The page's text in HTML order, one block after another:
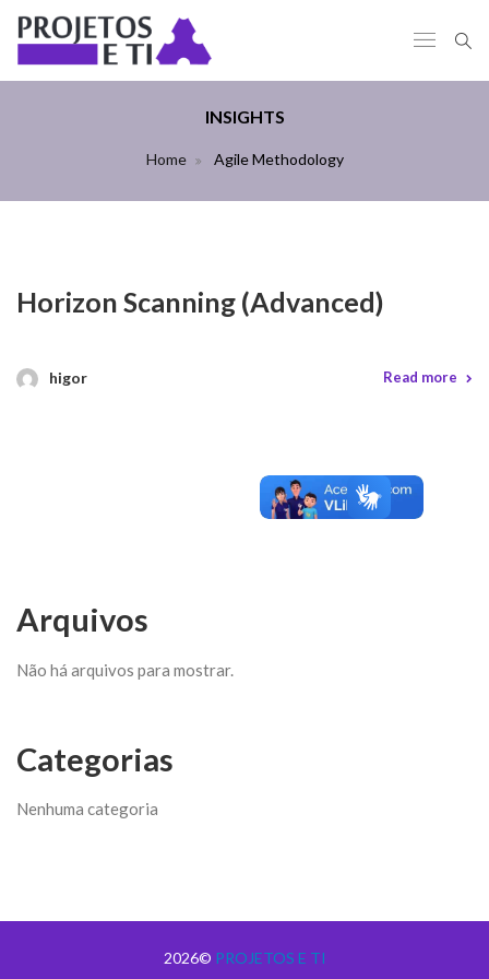
INSIGHTS
Home Agile Methodology
Horizon Scanning (Advanced)
higor Read more
Arquivos
Não há arquivos para mostrar.
Categorias
Nenhuma categoria
2026© PROJETOS E TI